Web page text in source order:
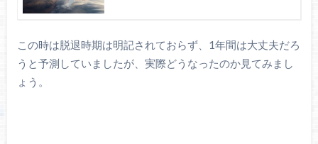
この時は脱退時期は明記されておらず、1年間は大丈夫だろ
うと予測していましたが、実際どうなったのか見てみまし
ょう。